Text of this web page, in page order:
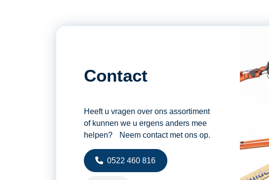
Contact
Heeft u vragen over ons assortiment
of kunnen we u ergens anders mee
helpen? Neem contact met ons op.
0522 460 816